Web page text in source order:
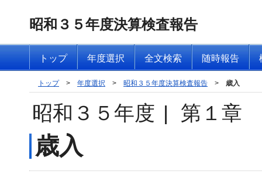
昭和３５年度決算検査報告
トップ 年度選択 全文検索 随時報告
トップ > 年度選択 > 昭和３５年度決算検査報告 > 歳入
昭和３５年度 | 第１章
歳入